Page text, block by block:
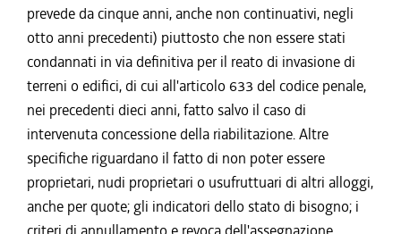
prevede da cinque anni, anche non continuativi, negli
otto anni precedenti) piuttosto che non essere stati
condannati in via definitiva per il reato di invasione di
terreni o edifici, di cui all'articolo 633 del codice penale,
nei precedenti dieci anni, fatto salvo il caso di
intervenuta concessione della riabilitazione. Altre
specifiche riguardano il fatto di non poter essere
proprietari, nudi proprietari o usufruttuari di altri alloggi,
anche per quote; gli indicatori dello stato di bisogno; i